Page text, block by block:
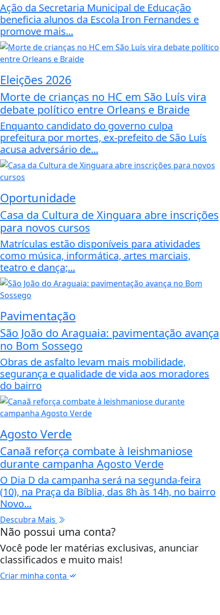
Ação da Secretaria Municipal de Educação
beneficia alunos da Escola Iron Fernandes e
promove mais...
Eleições 2026
Morte de crianças no HC em São Luís vira
debate político entre Orleans e Braide
Enquanto candidato do governo culpa
prefeitura por mortes, ex-prefeito de São Luís
acusa adversário de...
Oportunidade
Casa da Cultura de Xinguara abre inscrições
para novos cursos
Matrículas estão disponíveis para atividades
como música, informática, artes marciais,
teatro e dança;...
Pavimentação
São João do Araguaia: pavimentação avança
no Bom Sossego
Obras de asfalto levam mais mobilidade,
segurança e qualidade de vida aos moradores
do bairro
Agosto Verde
Canaã reforça combate à leishmaniose
durante campanha Agosto Verde
O Dia D da campanha será na segunda-feira
(10), na Praça da Bíblia, das 8h às 14h, no bairro
Novo...
Descubra Mais
Não possui uma conta?
Você pode ler matérias exclusivas, anunciar
classificados e muito mais!
Criar minha conta